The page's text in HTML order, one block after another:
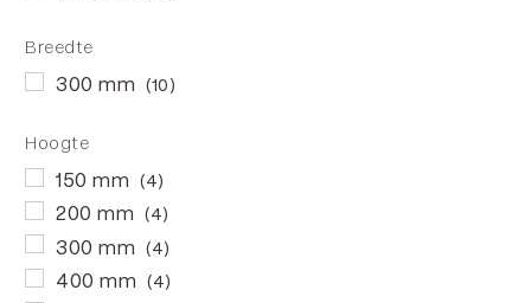
Breedte
300 mm (10)
Hoogte
150 mm (4)
200 mm (4)
300 mm (4)
400 mm (4)